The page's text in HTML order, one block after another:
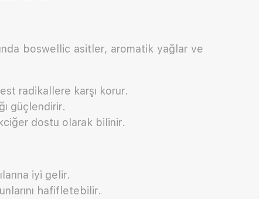
boswellic asitler, aromatik yağlar ve
radikallere karşı korur.
güçlendirir.
dostu olarak bilinir.
iyi gelir.
hafifletebilir.